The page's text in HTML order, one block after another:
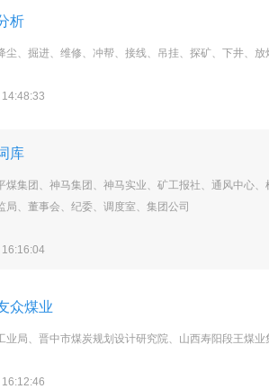
析
尘、掘进、维修、冲帮、接线、吊挂、探矿、下井、
库
煤集团、神马集团、神马实业、矿工报社、通风中心
局、董事会、纪委、调度室、集团公司
众煤业
业局、晋中市煤炭规划设计研究院、山西寿阳段王煤